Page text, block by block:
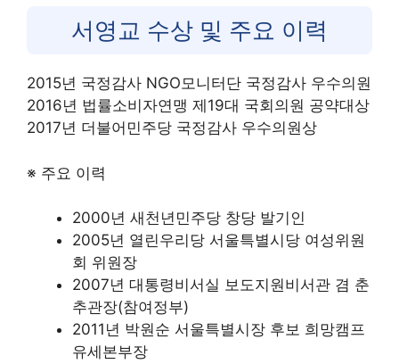
서영교 수상 및 주요 이력
2015년 국정감사 NGO모니터단 국정감사 우수의원
2016년 법률소비자연맹 제19대 국회의원 공약대상
2017년 더불어민주당 국정감사 우수의원상
※ 주요 이력
2000년 새천년민주당 창당 발기인
2005년 열린우리당 서울특별시당 여성위원
회 위원장
2007년 대통령비서실 보도지원비서관 겸 춘
추관장(참여정부)
2011년 박원순 서울특별시장 후보 희망캠프
유세본부장